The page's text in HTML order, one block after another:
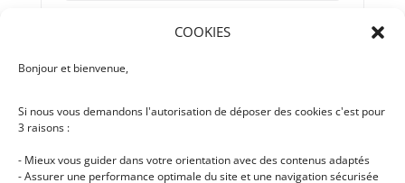
COOKIES
Bonjour et bienvenue,
Si nous vous demandons l'autorisation de déposer des cookies c'est pour
3 raisons :
- Mieux vous guider dans votre orientation avec des contenus adaptés
- Assurer une performance optimale du site et une navigation sécurisée
Confirmation du mot de passe
Conditions
d’Utilisation